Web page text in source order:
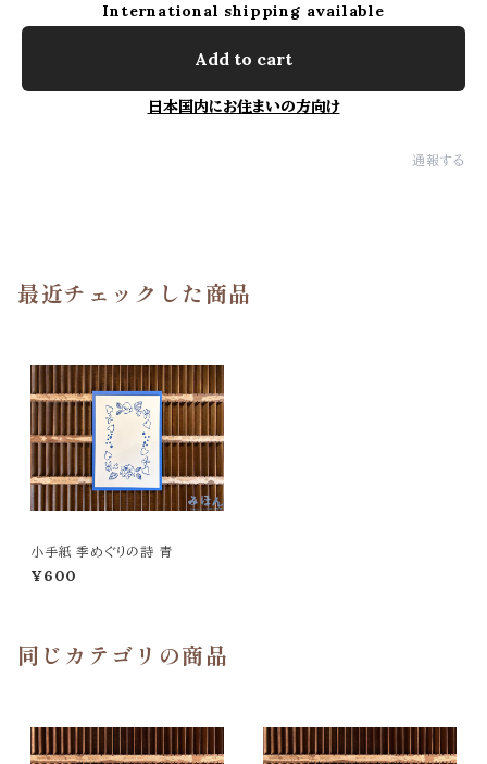
International shipping available
Add to cart
日本国内にお住まいの方向け
通報する
最近チェックした商品
小手紙 季めぐりの詩 青
¥600
同じカテゴリの商品